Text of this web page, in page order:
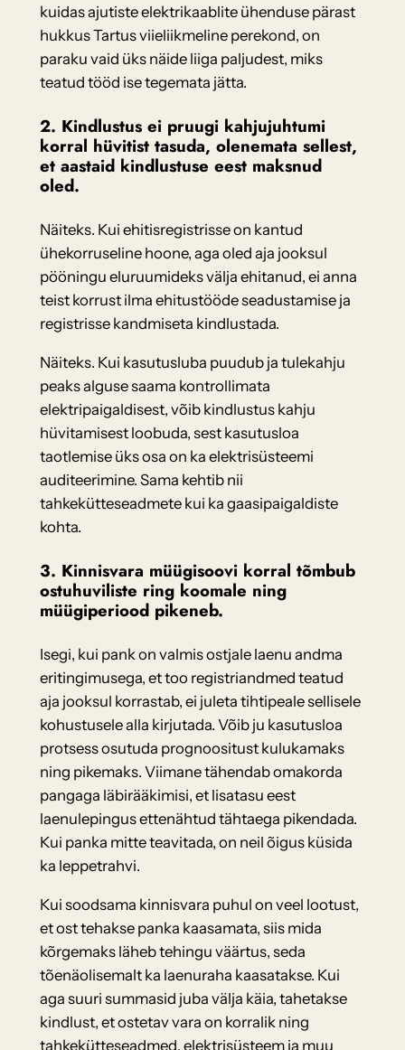
kuidas ajutiste elektrikaablite ühenduse pärast
hukkus Tartus viieliikmeline perekond, on
paraku vaid üks näide liiga paljudest, miks
teatud tööd ise tegemata jätta.
2. Kindlustus ei pruugi kahjujuhtumi
korral hüvitist tasuda, olenemata sellest,
et aastaid kindlustuse eest maksnud
oled.
Näiteks. Kui ehitisregistrisse on kantud
ühekorruseline hoone, aga oled aja jooksul
pööningu eluruumideks välja ehitanud, ei anna
teist korrust ilma ehitustööde seadustamise ja
registrisse kandmiseta kindlustada.
Näiteks. Kui kasutusluba puudub ja tulekahju
peaks alguse saama kontrollimata
elektripaigaldisest, võib kindlustus kahju
hüvitamisest loobuda, sest kasutusloa
taotlemise üks osa on ka elektrisüsteemi
auditeerimine. Sama kehtib nii
tahkekütteseadmete kui ka gaasipaigaldiste
kohta.
3. Kinnisvara müügisoovi korral tõmbub
ostuhuviliste ring koomale ning
müügiperiood pikeneb.
Isegi, kui pank on valmis ostjale laenu andma
eritingimusega, et too registriandmed teatud
aja jooksul korrastab, ei juleta tihtipeale sellisele
kohustusele alla kirjutada. Võib ju kasutusloa
protsess osutuda prognoositust kulukamaks
ning pikemaks. Viimane tähendab omakorda
pangaga läbirääkimisi, et lisatasu eest
laenulepingus ettenähtud tähtaega pikendada.
Kui panka mitte teavitada, on neil õigus küsida
ka leppetrahvi.
Kui soodsama kinnisvara puhul on veel lootust,
et ost tehakse panka kaasamata, siis mida
kõrgemaks läheb tehingu väärtus, seda
tõenäolisemalt ka laenuraha kaasatakse. Kui
aga suuri summasid juba välja käia, tahetakse
kindlust, et ostetav vara on korralik ning
tahkekütteseadmed, elektrisüsteem ja muu